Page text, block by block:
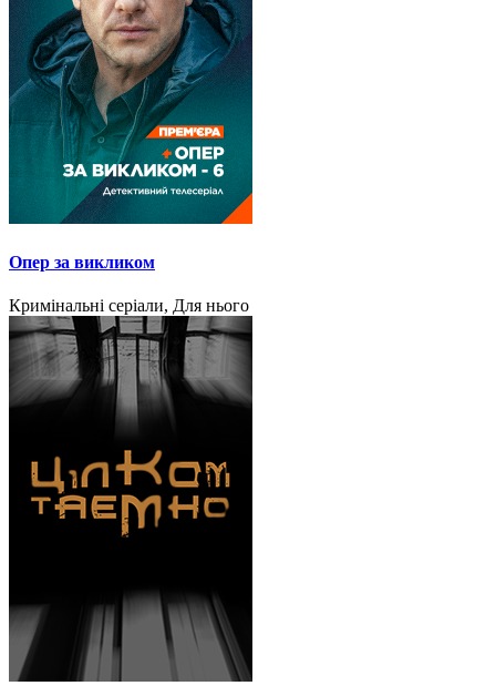
Опер за викликом
Кримінальні серіали, Для нього